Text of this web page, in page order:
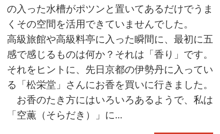
の入った水槽がポツンと置いてあるだけでうま
くその空間を活用できていませんでした。
高級旅館や高級料亭に入った瞬間に、最初に五
感で感じるものは何か？それは「香り」です。
それをヒントに、先日京都の伊勢丹に入ってい
る「松栄堂」さんにお香を買いに行きました。
お香のたき方にはいろいろあるようで、私は
「空薫（そらだき）」に...